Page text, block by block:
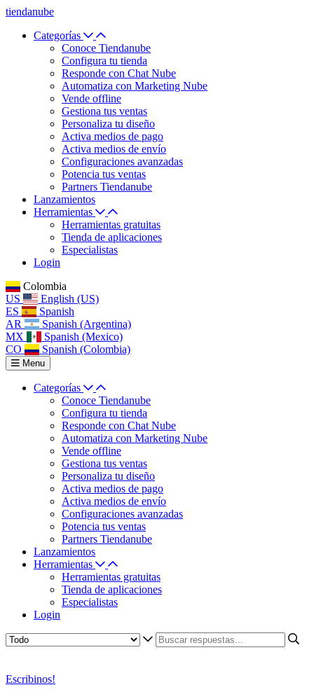
tiendanube
Categorías
Conoce Tiendanube
Configura tu tienda
Responde con Chat Nube
Automatiza con Marketing Nube
Vende offline
Gestiona tus ventas
Personaliza tu diseño
Activa medios de pago
Activa medios de envío
Configuraciones avanzadas
Potencia tus ventas
Partners Tiendanube
Lanzamientos
Herramientas
Herramientas gratuitas
Tienda de aplicaciones
Especialistas
Login
Colombia
US
English (US)
ES
Spanish
AR
Spanish (Argentina)
MX
Spanish (Mexico)
CO
Spanish (Colombia)
Menu
Categorías
Conoce Tiendanube
Configura tu tienda
Responde con Chat Nube
Automatiza con Marketing Nube
Vende offline
Gestiona tus ventas
Personaliza tu diseño
Activa medios de pago
Activa medios de envío
Configuraciones avanzadas
Potencia tus ventas
Partners Tiendanube
Lanzamientos
Herramientas
Herramientas gratuitas
Tienda de aplicaciones
Especialistas
Login
Escribinos!